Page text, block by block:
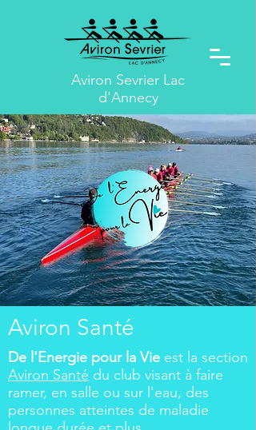
Aviron Sevrier Lac
d'Annecy
Aviron Santé
De l'Energie pour la Vie est la section
Aviron Santé du club visant à faire
ramer, en salle ou sur l'eau, des
personnes atteintes de maladie